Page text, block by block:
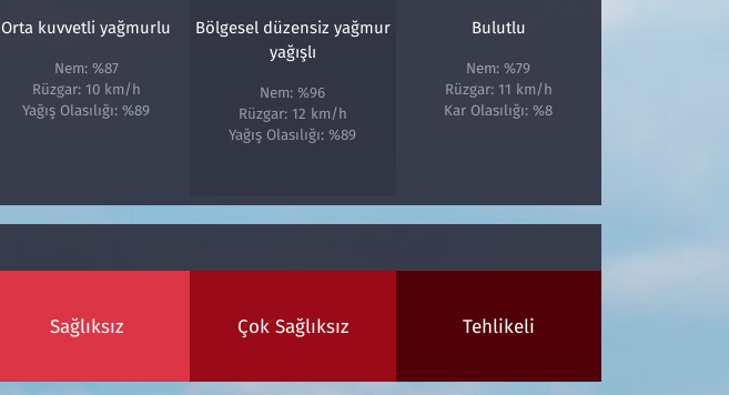
Orta kuvvetli yağmurlu
Nem: %87
Rüzgar: 10 km/h
Yağış Olasılığı: %89
Bölgesel düzensiz yağmur
yağışlı
Nem: %96
Rüzgar: 12 km/h
Yağış Olasılığı: %89
Bulutlu
Nem: %79
Rüzgar: 11 km/h
Kar Olasılığı: %8
Sağlıksız Çok Sağlıksız Tehlikeli